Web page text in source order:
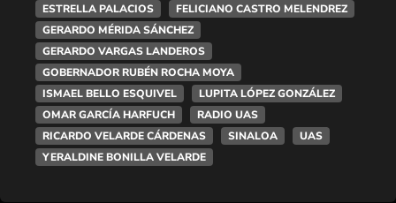
ESTRELLA PALACIOS
FELICIANO CASTRO MELENDREZ
GERARDO MÉRIDA SÁNCHEZ
GERARDO VARGAS LANDEROS
GOBERNADOR RUBÉN ROCHA MOYA
ISMAEL BELLO ESQUIVEL
LUPITA LÓPEZ GONZÁLEZ
OMAR GARCÍA HARFUCH
RADIO UAS
RICARDO VELARDE CÁRDENAS
SINALOA
UAS
YERALDINE BONILLA VELARDE